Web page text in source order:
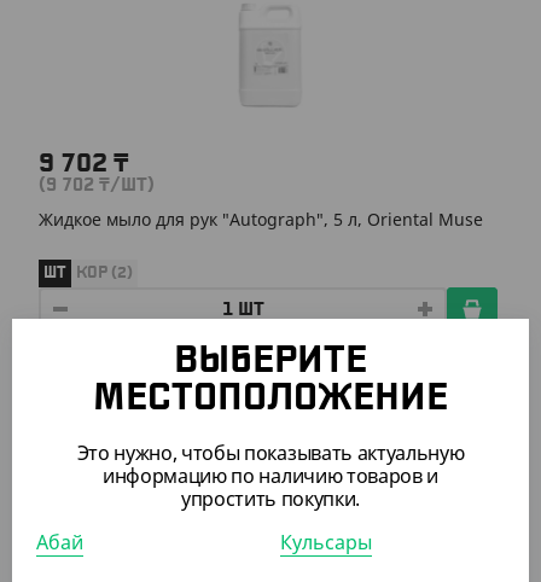
9 702 ₸
(9 702 ₸/ШТ)
Жидкое мыло для рук "Autograph", 5 л, Oriental Muse
ШТ КОР (2)
ВЫБЕРИТЕ
МЕСТОПОЛОЖЕНИЕ
Это нужно, чтобы показывать актуальную
информацию по наличию товаров и
упростить покупки.
Абай
Кульсары